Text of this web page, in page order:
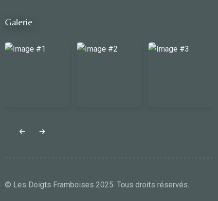
Galerie
© Les Doigts Framboises 2025. Tous droits réservés.